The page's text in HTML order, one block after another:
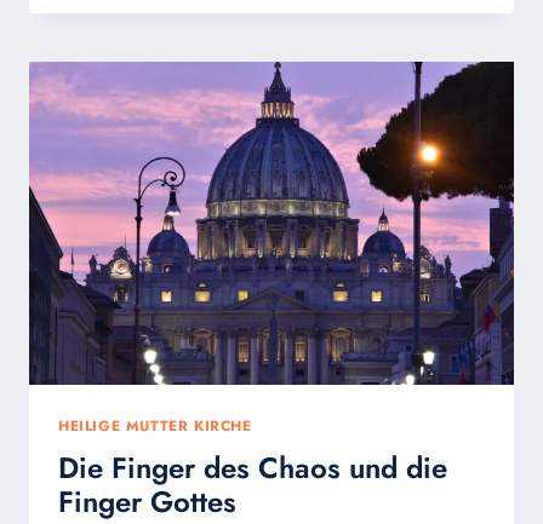
ÜBER
LEIDEN
CHRISTI
–
TEIL
I
HEILIGE MUTTER KIRCHE
Die Finger des Chaos und die
Finger Gottes